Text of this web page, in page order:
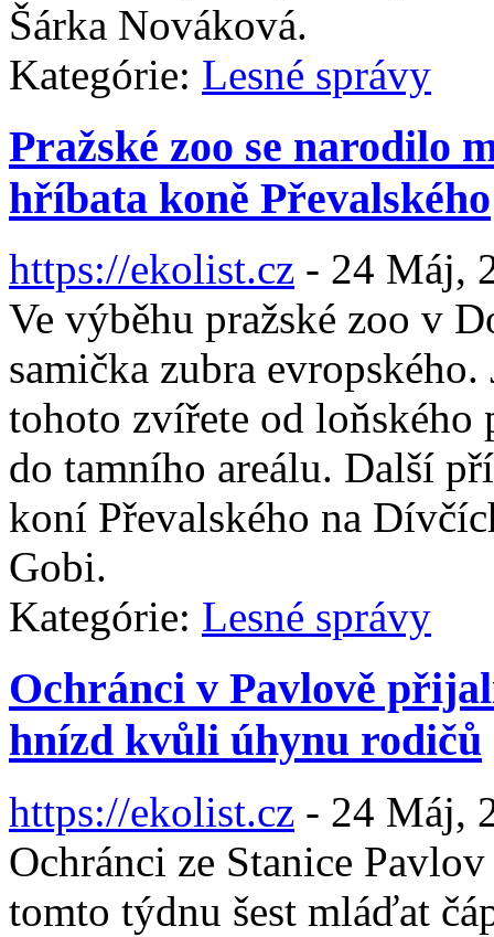
Šárka Nováková.
Kategórie: Lesné správy
Pražské zoo se narodilo
hříbata koně Převalského
https://ekolist.cz - 24 Máj,
Ve výběhu pražské zoo v
samička zubra
tohoto zvířete od loňského
do tamního areálu. Další
koní Převalského na
Gobi.
Kategórie: Lesné správy
Ochránci v Pavlově
hnízd kvůli úhynu rodičů
https://ekolist.cz - 24 Máj,
Ochránci ze Stanice
tomto týdnu šest mláďat